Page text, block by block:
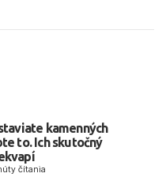
kamenných
to. Ich skutočný
čítania